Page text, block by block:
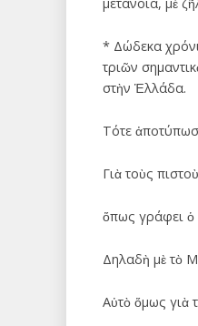
* Δώδεκα
τριῶν
στὴν Ἑλλάδα.
Τότε
Γιὰ τοὺς
ὅπως γράφει ὁ
Δηλαδὴ μὲ τὸ
Αὐτὸ ὅμως γιὰ